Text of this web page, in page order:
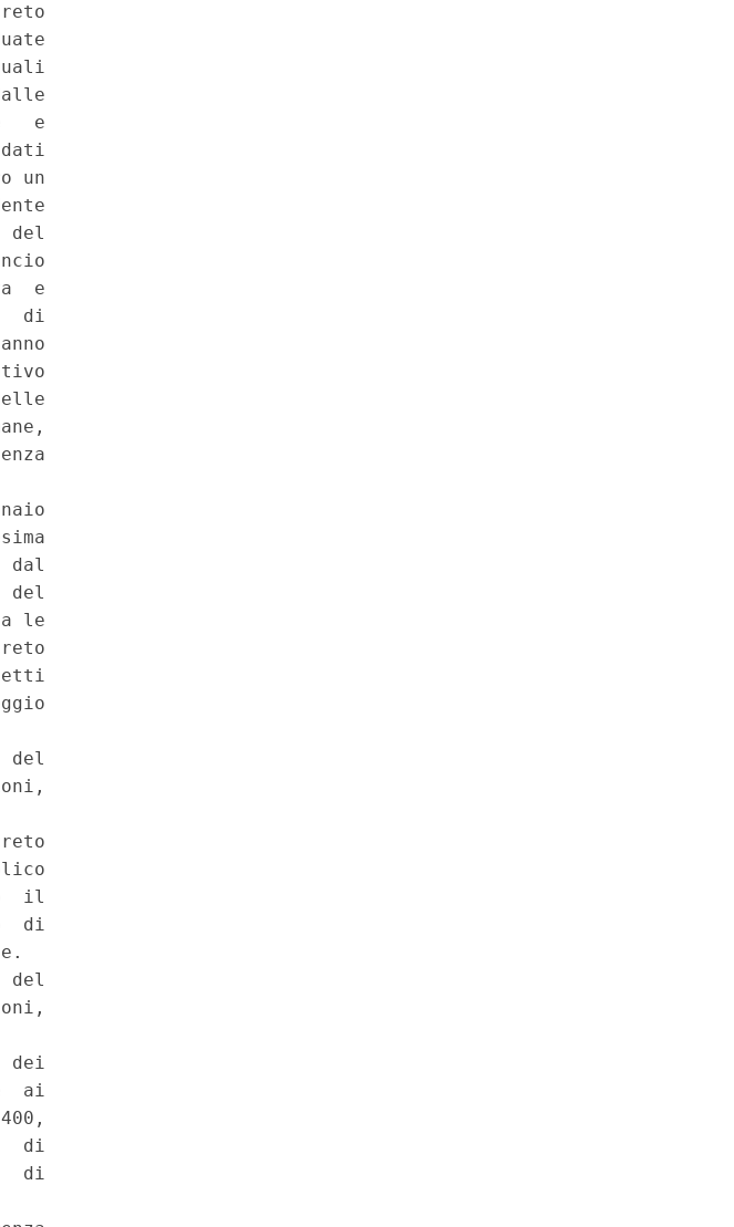
e
un
del
e
di
dal
del
le
del
il
di
del
dei
ai
di
di